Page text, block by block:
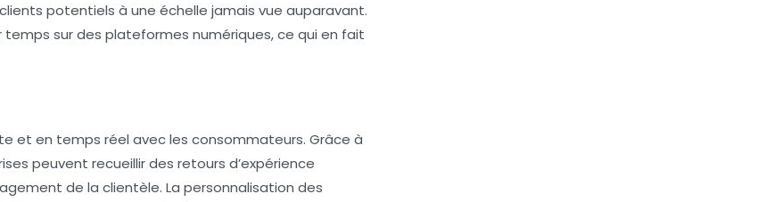
potentiels à une échelle jamais vue auparavant.
sur des plateformes numériques, ce qui en fait
et en temps réel avec les consommateurs. Grâce à
peuvent recueillir des retours d’expérience
de la clientèle. La personnalisation des